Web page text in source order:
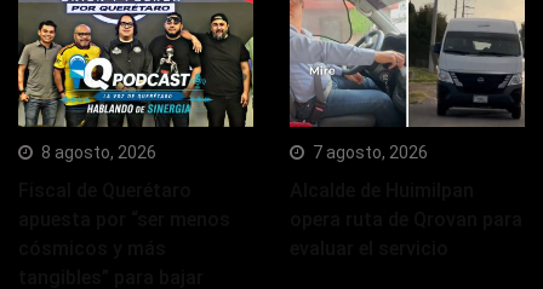
8 agosto, 2026 7 agosto, 2026